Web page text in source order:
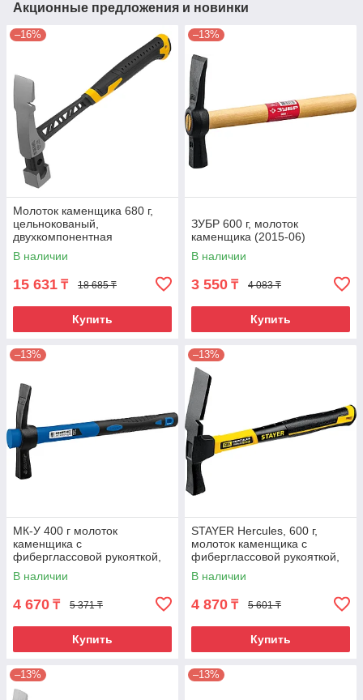
Акционные предложения и новинки
–16%
Молоток каменщика 680 г,
цельнокованый,
двухкомпонентная
обрезиненная рукоятка
Denzel
В наличии
15 631 ₸ 18 685 ₸
Купить
–13%
ЗУБР 600 г, молоток
каменщика (2015-06)
В наличии
3 550 ₸ 4 083 ₸
Купить
–13%
МК-У 400 г молоток
каменщика с
фиберглассовой рукояткой,
ЗУБР
В наличии
4 670 ₸ 5 371 ₸
Купить
–13%
STAYER Hercules, 600 г,
молоток каменщика с
фиберглассовой рукояткой,
Professional (20161)
В наличии
4 870 ₸ 5 601 ₸
Купить
–13% –13%